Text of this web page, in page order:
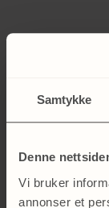
Samtykke
Denne
Vi bruker
annonser et